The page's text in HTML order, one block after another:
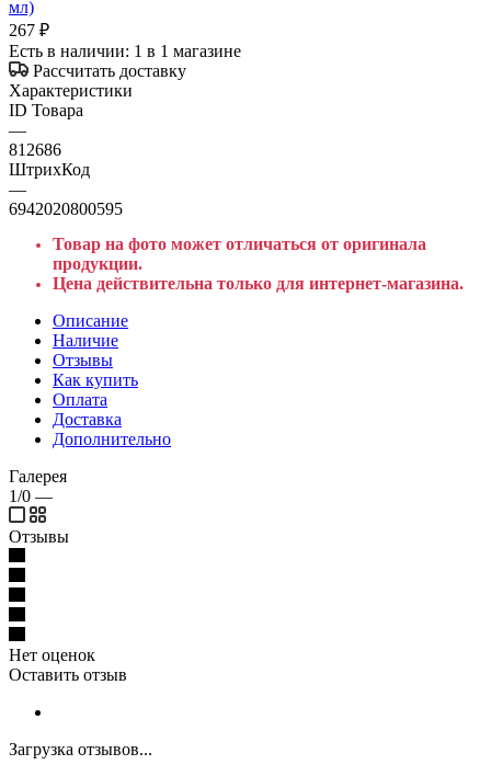
267 ₽
Есть в наличии: 1 в 1 магазине
Рассчитать доставку
Характеристики
ID Товара
—
812686
ШтрихКод
—
6942020800595
Товар на фото может отличаться от оригинала
продукции.
Цена действительна только для интернет-магазина.
Описание
Наличие
Отзывы
Как купить
Оплата
Доставка
Дополнительно
Галерея
1/0 —
Отзывы
Нет оценок
Оставить отзыв
Загрузка отзывов...